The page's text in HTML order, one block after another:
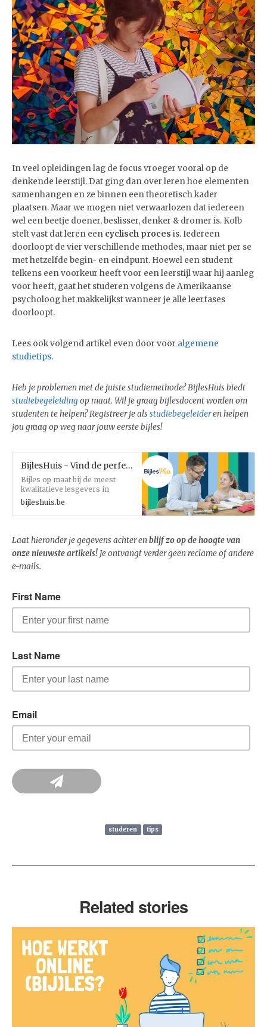
In veel opleidingen lag de focus vroeger vooral op de
denkende leerstijl. Dat ging dan over leren hoe elementen
samenhangen en ze binnen een theoretisch kader
plaatsen. Maar we mogen niet verwaarlozen dat iedereen
wel een beetje doener, beslisser, denker & dromer is. Kolb
stelt vast dat leren een cyclisch proces is. Iedereen
doorloopt de vier verschillende methodes, maar niet per se
met hetzelfde begin- en eindpunt. Hoewel een student
telkens een voorkeur heeft voor een leerstijl waar hij aanleg
voor heeft, gaat het studeren volgens de Amerikaanse
psycholoog het makkelijkst wanneer je alle leerfases
doorloopt.
Lees ook volgend artikel even door voor algemene
studietips.
Heb je problemen met de juiste studiemethode? BijlesHuis biedt
studiebegeleiding op maat. Wil je graag bijlesdocent worden om
studenten te helpen? Registreer je als studiebegeleideren helpen
jou graag op weg naar jouw eerste bijles!
BijlesHuis - Vind de perfecte lesgever
Bijles op maat bij de meest
kwalitatieve lesgevers in
Vlaanderen
bijleshuis.be
Laat hieronder je gegevens achter enblijf zo op de hoogte van
onze nieuwste artikels! Je ontvangt verder geen reclame of andere
e-mails.
studeren tips
Related stories